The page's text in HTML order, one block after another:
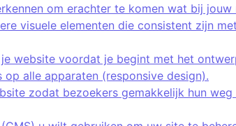
om erachter te komen wat bij jouw
visuele elementen die consistent zijn
website voordat je begint met het
alle apparaten (responsive design).
zodat bezoekers gemakkelijk hun